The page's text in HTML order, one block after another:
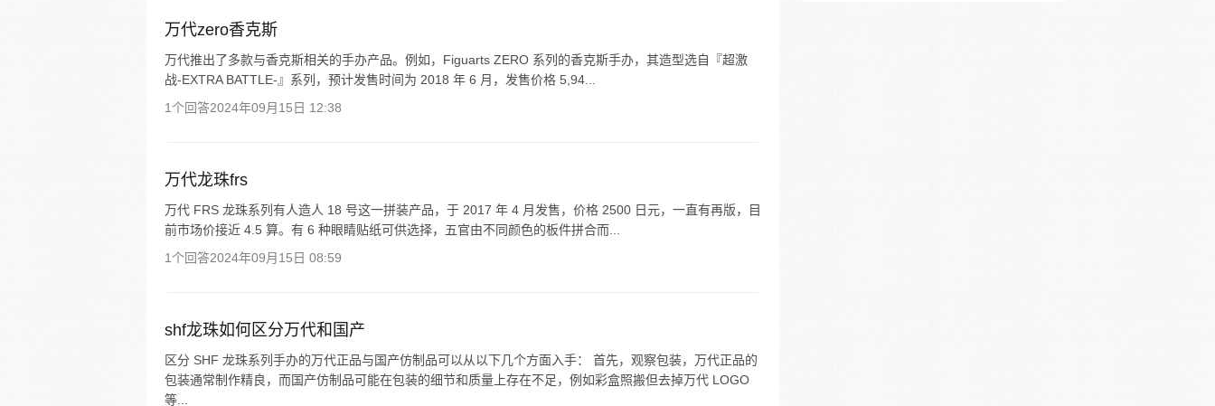
万代zero香克斯
万代推出了多款与香克斯相关的手办产品。例如，Figuarts ZERO 系列的香克斯手办，其造型选自『超激
战-EXTRA BATTLE-』系列，预计发售时间为 2018 年 6 月，发售价格 5,94...
1个回答2024年09月15日 12:38
万代龙珠frs
万代 FRS 龙珠系列有人造人 18 号这一拼装产品，于 2017 年 4 月发售，价格 2500 日元，一直有再版，目
前市场价接近 4.5 算。有 6 种眼睛贴纸可供选择，五官由不同颜色的板件拼合而...
1个回答2024年09月15日 08:59
shf龙珠如何区分万代和国产
区分 SHF 龙珠系列手办的万代正品与国产仿制品可以从以下几个方面入手： 首先，观察包装，万代正品的
包装通常制作精良，而国产仿制品可能在包装的细节和质量上存在不足，例如彩盒照搬但去掉万代 LOGO
等...